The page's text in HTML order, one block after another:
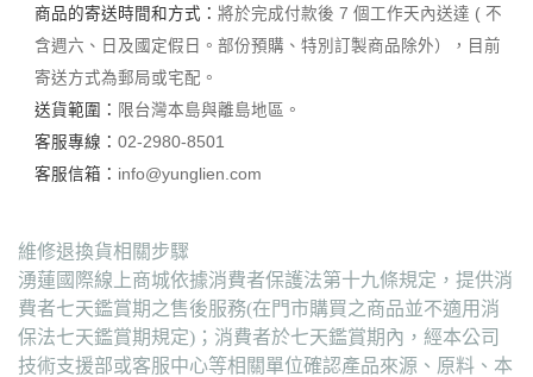
商品的寄送時間和方式： 將於完成付款後 7 個工作天內送達 ( 不
含週六、日及國定假日。部份預購、特別訂製商品除外），目前
寄送方式為郵局或宅配。
送貨範圍： 限台灣本島與離島地區。
客服專線： 02-2980-8501
客服信箱： info@yunglien.com
維修退換貨相關步驟
湧蓮國際線上商城依據消費者保護法第十九條規定，提供消
費者七天鑑賞期之售後服務(在門市購買之商品並不適用消
保法七天鑑賞期規定)；消費者於七天鑑賞期內，經本公司
技術支援部或客服中心等相關單位確認產品來源、原料、本